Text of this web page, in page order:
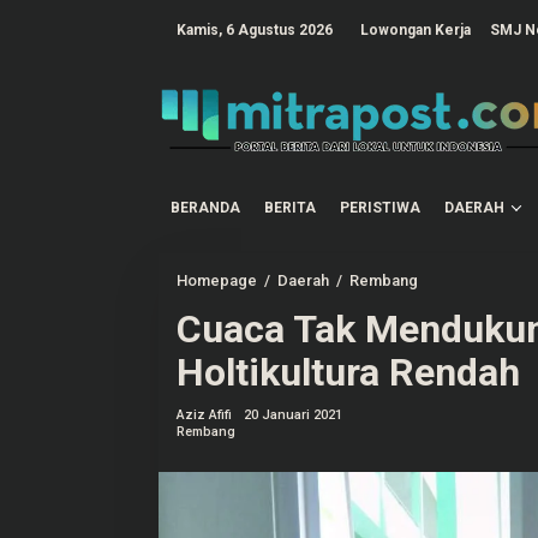
Kamis, 6 Agustus 2026 Lowongan Kerja SMJ
BERANDA BERITA PERISTIWA DAERAH
Homepage / Daerah / Rembang
c
T
a
d
u
Cuaca Tak
Holtikultura Rendah
Aziz Afifi
20 Januari 2021
Rembang